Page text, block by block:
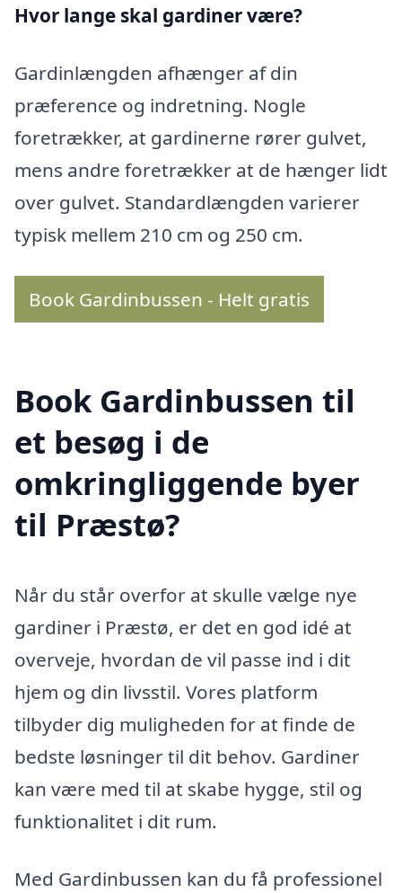
Hvor lange skal gardiner være?
Gardinlængden afhænger af din
præference og indretning. Nogle
foretrækker, at gardinerne rører gulvet,
mens andre foretrækker at de hænger lidt
over gulvet. Standardlængden varierer
typisk mellem 210 cm og 250 cm.
Book Gardinbussen - Helt gratis
Book Gardinbussen til
et besøg i de
omkringliggende byer
til Præstø?
Når du står overfor at skulle vælge nye
gardiner i Præstø, er det en god idé at
overveje, hvordan de vil passe ind i dit
hjem og din livsstil. Vores platform
tilbyder dig muligheden for at finde de
bedste løsninger til dit behov. Gardiner
kan være med til at skabe hygge, stil og
funktionalitet i dit rum.
Med Gardinbussen kan du få professionel